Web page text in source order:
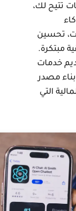
لك،
تحسين
خدمات
مصدر
التي